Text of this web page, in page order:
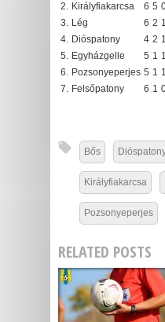
2. Királyfiakarcsa 6 5
3. Lég 6 2 1
4. Dióspatony 4 2 1
5. Egyházgelle 5 1 1
6. Pozsonyeperjes 5 1 1
7. Felsőpatony 6 1
Bős
Királyfiakarcsa
Pozsonyeperjes
RELATED POSTS